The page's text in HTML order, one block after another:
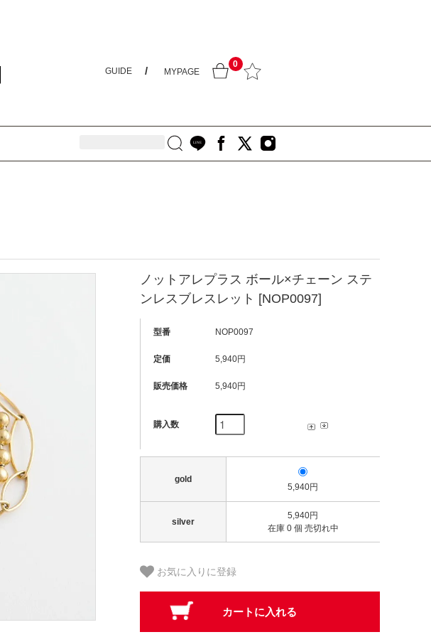
GUIDE MYPAGE
0
ノットアレプラス ボール×チェーン ステ
ンレスブレスレット [NOP0097]
型番 NOP0097
定価 5,940円
販売価格 5,940円
購入数
gold
5,940円
silver
5,940円
在庫 0 個 売切れ中
お気に入りに登録